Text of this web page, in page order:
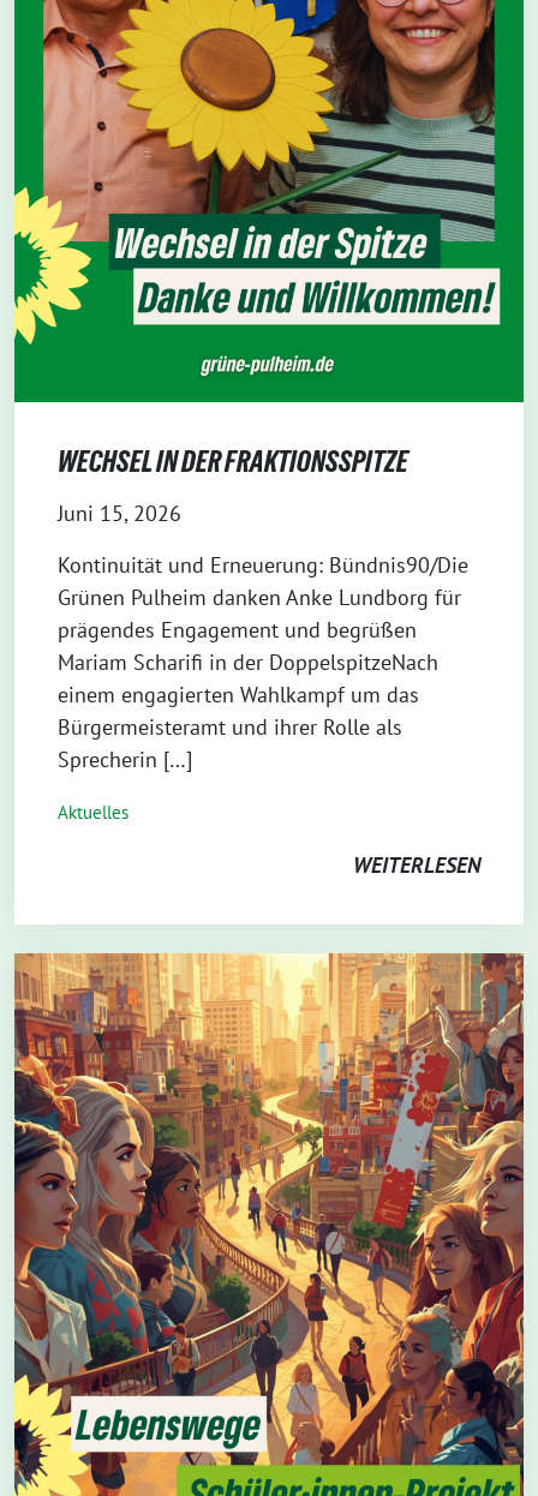
WECHSEL IN DER FRAKTIONSSPITZE
Juni 15, 2026
Kontinuität und Erneuerung: Bündnis90/Die
Grünen Pulheim danken Anke Lundborg für
prägendes Engagement und begrüßen
Mariam Scharifi in der DoppelspitzeNach
einem engagierten Wahlkampf um das
Bürgermeisteramt und ihrer Rolle als
Sprecherin […]
Aktuelles
WEITERLESEN